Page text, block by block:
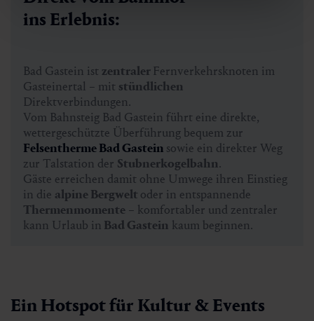
ins Erlebnis:
Bad Gastein ist zentraler Fernverkehrsknoten im
Gasteinertal – mit stündlichen
Direktverbindungen.
Vom Bahnsteig Bad Gastein führt eine direkte,
wettergeschützte Überführung bequem zur
Felsentherme Bad Gastein sowie ein direkter Weg
zur Talstation der Stubnerkogelbahn.
Gäste erreichen damit ohne Umwege ihren Einstieg
in die alpine Bergwelt oder in entspannende
Thermenmomente – komfortabler und zentraler
kann Urlaub in Bad Gastein kaum beginnen.
Ein Hotspot für Kultur & Events